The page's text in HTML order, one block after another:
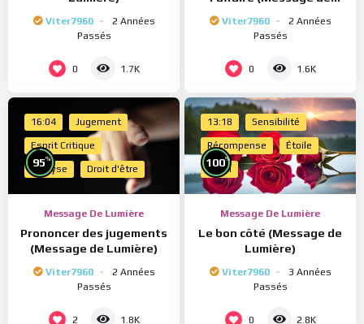
Viter7960
2 Années
Passés
0 1.7K
Viter7960
2 Années
Passés
0 1.6K
16:04 Jugement
Esprit Critique
Analyse Droit d'être
95%
Message De Lumière
Prononcer des jugements
(Message de Lumière)
Viter7960
2 Années
Passés
2 1.8K
13:18 Sensibilité
Récompense Étoile
Merci
100%
Message De Lumière
Le bon côté (Message de
Lumière)
Viter7960
3 Années
Passés
0 2.8K